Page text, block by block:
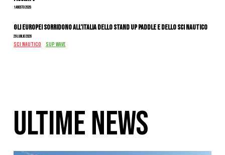
1 Agosto 2026
Gli Europei sorridono all’Italia dello stand up paddle e dello sci nautico
29 Luglio 2026
SCI NAUTICO SUP WAVE
ULTIME NEWS